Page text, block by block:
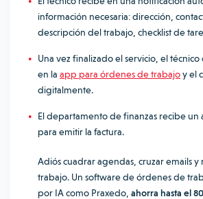
información necesaria: dirección,
descripción del trabajo, checklist de
Una vez finalizado el servicio, el
en la app para órdenes de trabajoy el
digitalmente.
El departamento de finanzas recibe un
para emitir la factura.
Adiós cuadrar agendas, cruzar emails y
trabajo. Un software de órdenes de
por IA como Praxedo, ahorra hasta el